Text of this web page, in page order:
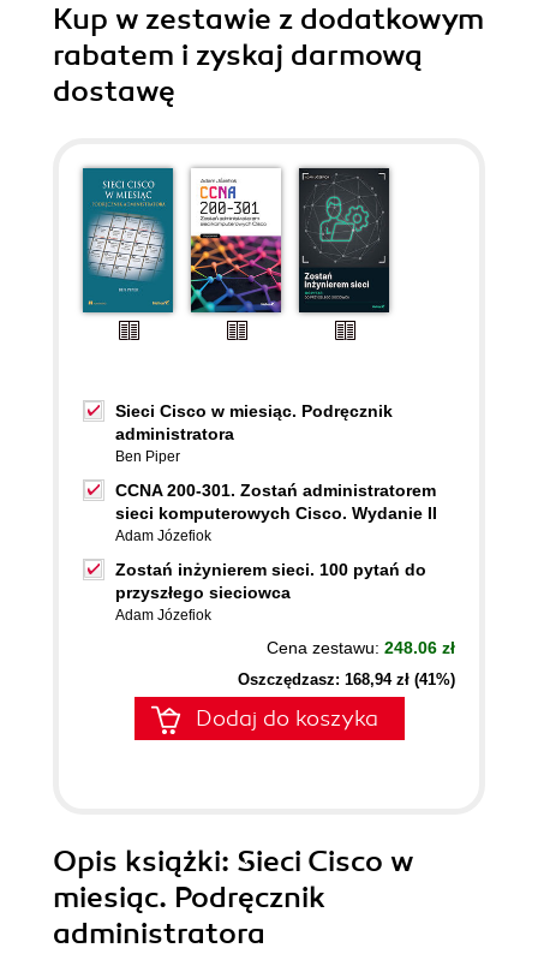
Kup w zestawie z dodatkowym
rabatem i zyskaj darmową
dostawę
Sieci Cisco w miesiąc. Podręcznik
administratora
Ben Piper
CCNA 200-301. Zostań administratorem
sieci komputerowych Cisco. Wydanie II
Adam Józefiok
Zostań inżynierem sieci. 100 pytań do
przyszłego sieciowca
Adam Józefiok
Cena zestawu: 248.06 zł
Oszczędzasz: 168,94 zł (41%)
Dodaj do koszyka
Opis książki: Sieci Cisco w
miesiąc. Podręcznik
administratora